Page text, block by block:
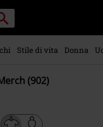
Stile di vita Donna
(902)